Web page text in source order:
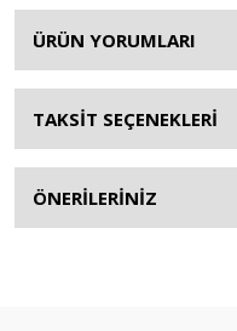
ÜRÜN YORUMLARI
TAKSİT SEÇENEKLERİ
ÖNERİLERİNİZ